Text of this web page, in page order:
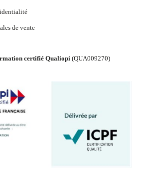
de vente
certifié Qualiopi(QUA009270)